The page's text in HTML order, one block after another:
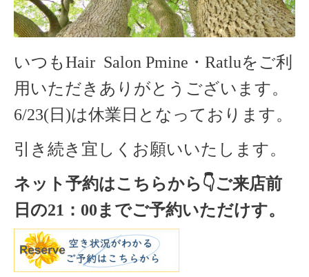
いつもHair Salon Pmine・Ratluをご利
用いただきありがとうございます。
6/23(日)は休業日となっております。
引き続き宜しくお願いいたします。
ネット予約はこちらから👇ご来店前
日の21 ： 00までご予約いただけす。